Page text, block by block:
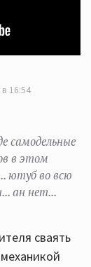
16:54
самодельные
в этом
ютуб во всю
ан нет...
сваять